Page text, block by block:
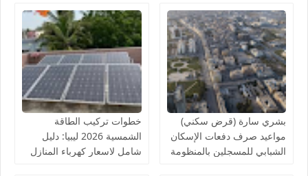
بشري سارة (قرض سكني)
مواعيد صرف دفعات الإسكان
الشبابي للمسجلين بالمنظومة
خطوات تركيب الطاقة
الشمسية 2026 ليبيا: دليل
شامل لاسعار كهرباء المنازل